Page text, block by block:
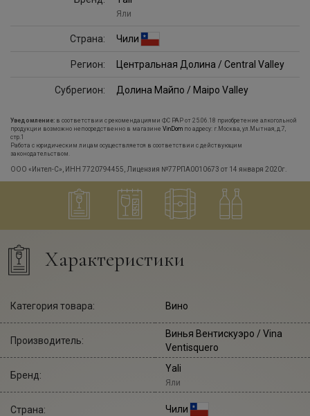
Яли
Страна: Чили
Регион: Центральная Долина / Central Valley
Субрегион: Долина Майпо / Maipo Valley
Уведомление: в соответствии с рекомендациями ФС РАР от 25.06.18 приобретение алкогольной
продукции возможно непосредственно в магазине VinDom по адресу: г.Москва, ул.Мытная, д.7,
стр.1
Работа с юридическим лицам осуществляется в соответствии с действующим
законодательством.
ООО «Интел-С», ИНН 7720794455, Лицензия №77РПА0010673 от 14 января 2020г.
Характеристики
Категория товара: Вино
Производитель:
Винья Вентискуэро / Vina
Ventisquero
Бренд:
Yali
Яли
Страна: Чили